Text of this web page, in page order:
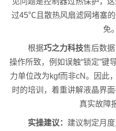
过45℃且散热风扇滤网堵塞
免。
根据巧之力科技售后数
操作所致，例如误触“锁定”键
力单位改为kgf而非cN。因此
时的培训，着重讲解液晶界
真实故障
实操建议： 建议制定月